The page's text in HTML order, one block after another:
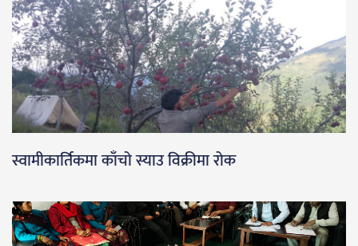
स्वामीकार्तिकमा काँचो स्याउ विक्रीमा रोक